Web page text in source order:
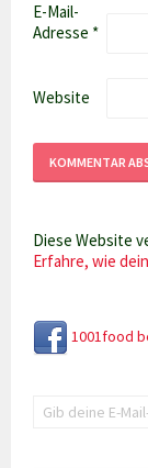
E-Mail-
Adresse *
Website
Diese Website
Erfahre, wie
1001food